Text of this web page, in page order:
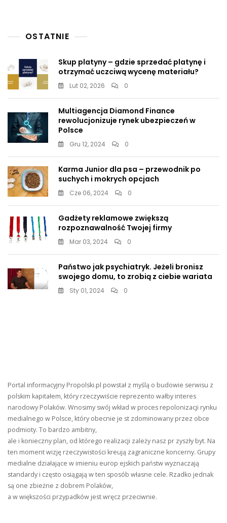
OSTATNIE
Skup platyny – gdzie sprzedać platynę i
otrzymać uczciwą wycenę materiału?
Lut 02, 2026 0
Multiagencja Diamond Finance
rewolucjonizuje rynek ubezpieczeń w
Polsce
Gru 12, 2024 0
Karma Junior dla psa – przewodnik po
suchych i mokrych opcjach
Cze 06, 2024 0
Gadżety reklamowe zwiększą
rozpoznawalność Twojej firmy
Mar 03, 2024 0
Państwo jak psychiatryk. Jeżeli bronisz
swojego domu, to zrobią z ciebie wariata
Sty 01, 2024 0
Portal informacyjny Propolski.pl powstał z myślą o budowie serwisu z
polskim kapitałem, który rzeczywiście reprezento wałby interes
narodowy Polaków. Wnosimy swój wkład w proces repolonizacji rynku
medialnego w Polsce, który obecnie je st zdominowany przez obce
podmioty. To bardzo ambitny,
ale i konieczny plan, od którego realizacji zależy nasz pr zyszły byt. Na
ten moment wizję rzeczywistości kreują zagraniczne koncerny. Grupy
medialne działające w imieniu europ ejskich państw wyznaczają
standardy i często osiągają w ten sposób własne cele. Rzadko jednak
są one zbieżne z dobrem Polaków,
a w większości przypadków jest wręcz przeciwnie.